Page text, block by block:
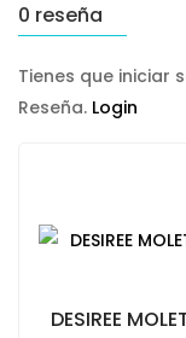
0 reseña
Tienes que iniciar
Reseña. Login
DESIREE